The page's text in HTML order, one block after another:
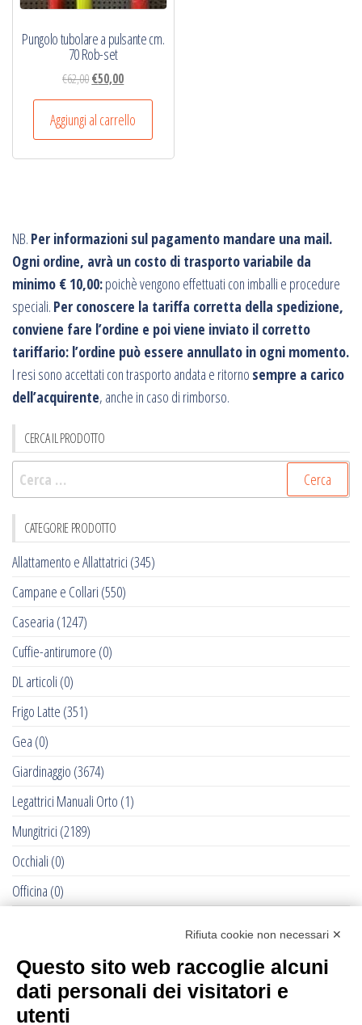
Pungolo tubolare a pulsante cm.
70 Rob-set
€62,00Il
prezzo
originale
era:
€62,00.
€50,00Il
prezzo
attuale
è:
€50,00.
Aggiungi al carrello
NB. Per informazioni sul pagamento mandare una mail.
Ogni ordine, avrà un costo di trasporto variabile da
minimo € 10,00:poichè vengono effettuati con imballi e procedure
speciali. Per conoscere la tariffa corretta della spedizione,
conviene fare l’ordine e poi viene inviato il corretto
tariffario: l’ordine può essere annullato in ogni momento.
I resi sono accettati con trasporto andata e ritorno sempre a carico
dell’acquirente, anche in caso di rimborso.
CERCA IL PRODOTTO
Ricerca
per:
CATEGORIE PRODOTTO
Allattamento e Allattatrici (345)
Campane e Collari (550)
Casearia (1247)
Cuffie-antirumore (0)
DL articoli (0)
Frigo Latte (351)
Gea (0)
Giardinaggio (3674)
Legattrici Manuali Orto (1)
Mungitrici (2189)
Occhiali (0)
Officina (0)
Recinti Elettrici e Elettrificatori(877)
Ricambi Allattatrici Forster
Rifiuta cookie non necessari ✕
Questo sito web raccoglie alcuni
dati personali dei visitatori e
utenti